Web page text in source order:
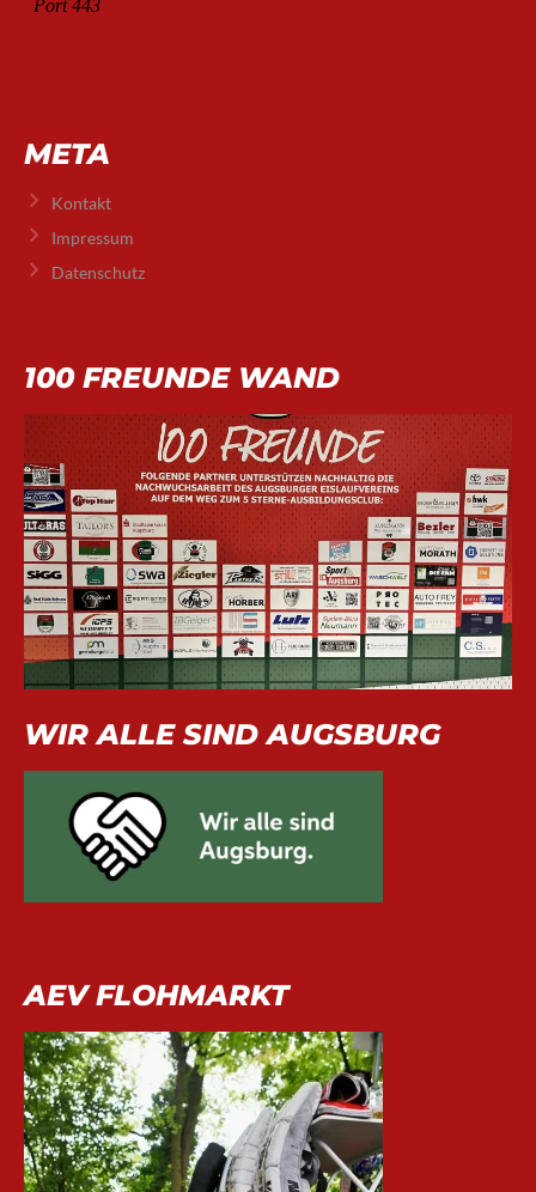
META
Kontakt
Impressum
Datenschutz
100 FREUNDE WAND
WIR ALLE SIND AUGSBURG
AEV FLOHMARKT